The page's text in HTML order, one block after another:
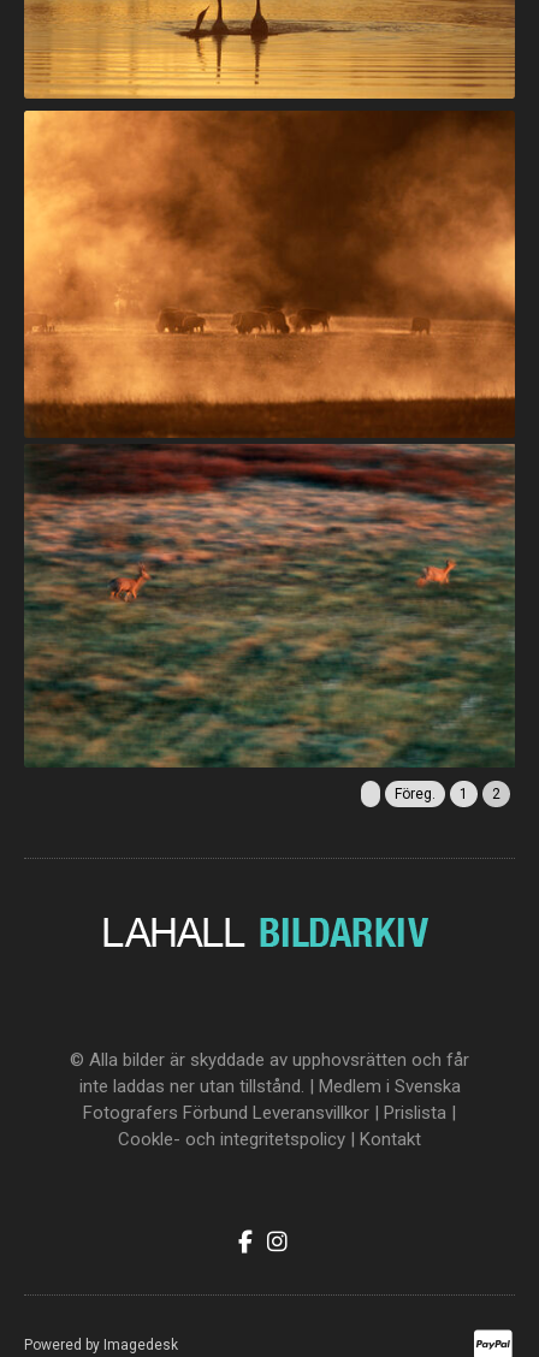
Föreg. 1 2
© Alla bilder är skyddade av upphovsrätten och får
inte laddas ner utan tillstånd. | Medlem i Svenska
Fotografers Förbund Leveransvillkor | Prislista |
Cookle- och integritetspolicy | Kontakt
Powered by Imagedesk